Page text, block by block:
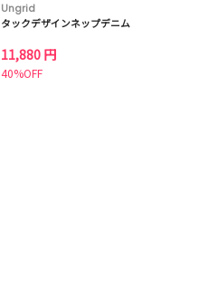
Ungrid
タックデザインネップデニム
11,880 円
40%OFF